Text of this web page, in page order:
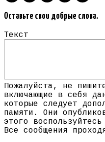
Оставьте свои добрые слова.
Текст
Пожалуйста, не
включающие в себя
которые следует
памяти. Они
этого
Все сообщения